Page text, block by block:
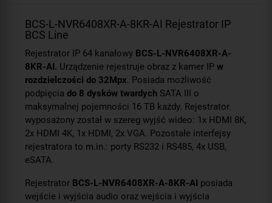
BCS-L-NVR6408XR-A-8KR-AI Rejestrator IP
BCS Line
Rejestrator IP 64 kanałowy BCS-L-NVR6408XR-A-
8KR-AI. Urządzenie rejestruje obraz z kamer IP w
rozdzielczości do 32Mpx. Posiada możliwość
podpięcia do 8 dysków twardych SATA III o
maksymalnej pojemności 16 TB każdy. Rejestrator
wyposażony został w szereg wyjść wideo: 1x HDMI 8K,
2x HDMI 4K, 1x HDMI, 2x VGA. Pozostałe interfejsy
rejestratora to m.in.: porty RS232 i RS485, 4x USB,
eSATA.
Rejestrator BCS-L-NVR6408XR-A-8KR-AI posiada
wejście i wyjścia audio oraz wejścia i wyjścia